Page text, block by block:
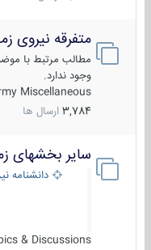
متفرقه نیروی
مطالب مرتبط با
وجود ندارد.
Army Miscellaneous
3,784 ارسال ها
سایر بخشهای
دانشنامه
& Discussions